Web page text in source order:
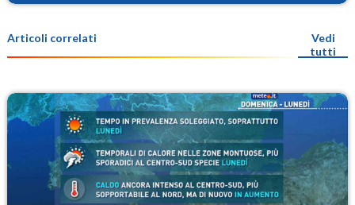
Articoli correlati
Vedi
tutti